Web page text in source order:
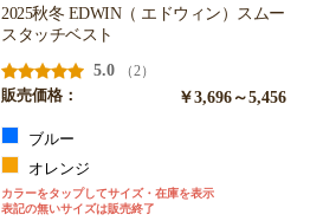
2025秋冬 EDWIN（ エドウィン）スムー
スタッチベスト
5.0
（2）
販売価格：
￥3,696～5,456
ブルー
オレンジ
カラーをタップしてサイズ・在庫を表示
表記の無いサイズは販売終了